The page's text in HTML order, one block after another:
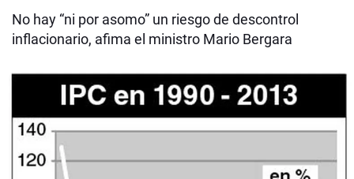
No hay “ni por asomo” un riesgo de descontrol
inflacionario, afima el ministro Mario Bergara